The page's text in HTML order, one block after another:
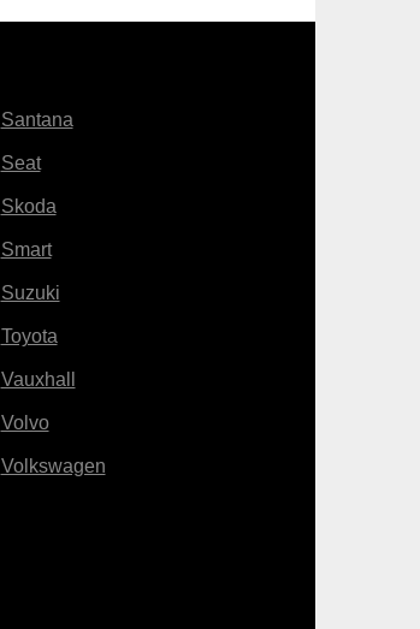
Santana
Seat
Skoda
Smart
Suzuki
Toyota
Vauxhall
Volvo
Volkswagen